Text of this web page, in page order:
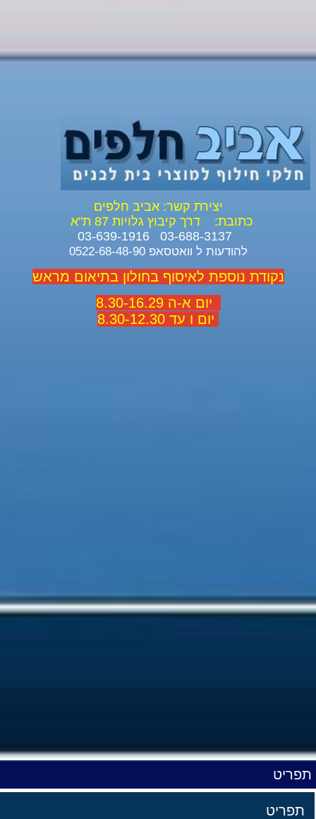
יצירת קשר: אביב חלפים
כתובת:
דרך קיבוץ גלויות 87 ת"א
להודעות ל וואטסאפ 0522-68-48-90
נקודת נוספת לאיסוף בחולון בתיאום מראש
יום א-ה 8.30-16.29
יום ו עד 8.30-12.30
תפריט
תפריט